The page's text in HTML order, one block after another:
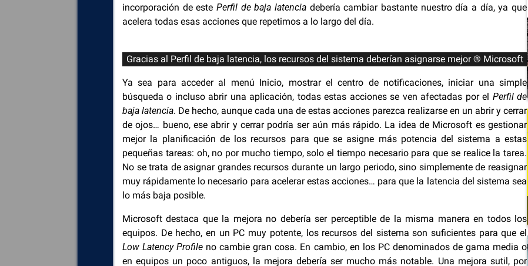
incorporación de este Perfil de baja latencia debería cambiar bastante nuestro día a día, ya que
acelera todas esas acciones que repetimos a lo largo del día.
Gracias al Perfil de baja latencia, los recursos del sistema deberían asignarse mejor ® Microsoft
Ya sea para acceder al menú Inicio, mostrar el centro de notificaciones, iniciar una simple
búsqueda o incluso abrir una aplicación, todas estas acciones se ven afectadas por el Perfil de
baja latencia. De hecho, aunque cada una de estas acciones parezca realizarse en un abrir y cerrar
de ojos… bueno, ese abrir y cerrar podría ser aún más rápido. La idea de Microsoft es gestionar
mejor la planificación de los recursos para que se asigne más potencia del sistema a estas
pequeñas tareas: oh, no por mucho tiempo, solo el tiempo necesario para que se realice la tarea.
No se trata de asignar grandes recursos durante un largo periodo, sino simplemente de reasignar
muy rápidamente lo necesario para acelerar estas acciones… para que la latencia del sistema sea
lo más baja posible.
Microsoft destaca que la mejora no debería ser perceptible de la misma manera en todos los
equipos. De hecho, en un PC muy potente, los recursos del sistema son suficientes para que el
Low Latency Profile no cambie gran cosa. En cambio, en los PC denominados de gama media o
en equipos un poco antiguos, la mejora debería ser mucho más notable. Una mejora sutil, por